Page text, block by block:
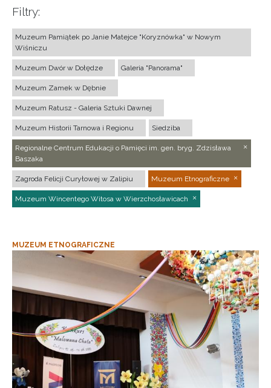
Filtry:
Muzeum Pamiątek po Janie Matejce "Koryznówka" w Nowym
Wiśniczu
Muzeum Dwór w Dołędze Galeria "Panorama"
Muzeum Zamek w Dębnie
Muzeum Ratusz - Galeria Sztuki Dawnej
Muzeum Historii Tarnowa i Regionu Siedziba
Regionalne Centrum Edukacji o Pamięci im. gen. bryg. Zdzisława
Baszaka
Zagroda Felicji Curyłowej w Zalipiu Muzeum Etnograficzne
Muzeum Wincentego Witosa w Wierzchosławicach
MUZEUM ETNOGRAFICZNE